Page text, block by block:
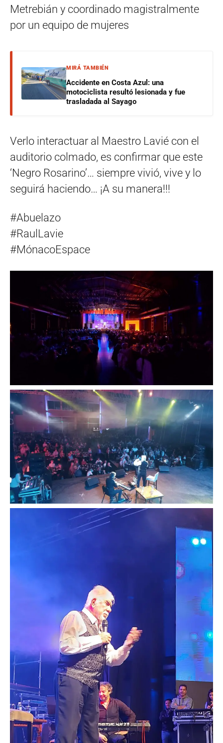
Metrebián y coordinado magistralmente
por un equipo de mujeres
MIRÁ TAMBIÉN
Accidente en Costa Azul: una
motociclista resultó lesionada y fue
trasladada al Sayago
Verlo interactuar al Maestro Lavié con el
auditorio colmado, es confirmar que este
‘Negro Rosarino’… siempre vivió, vive y lo
seguirá haciendo… ¡A su manera!!!
#Abuelazo
#RaulLavie
#MónacoEspace